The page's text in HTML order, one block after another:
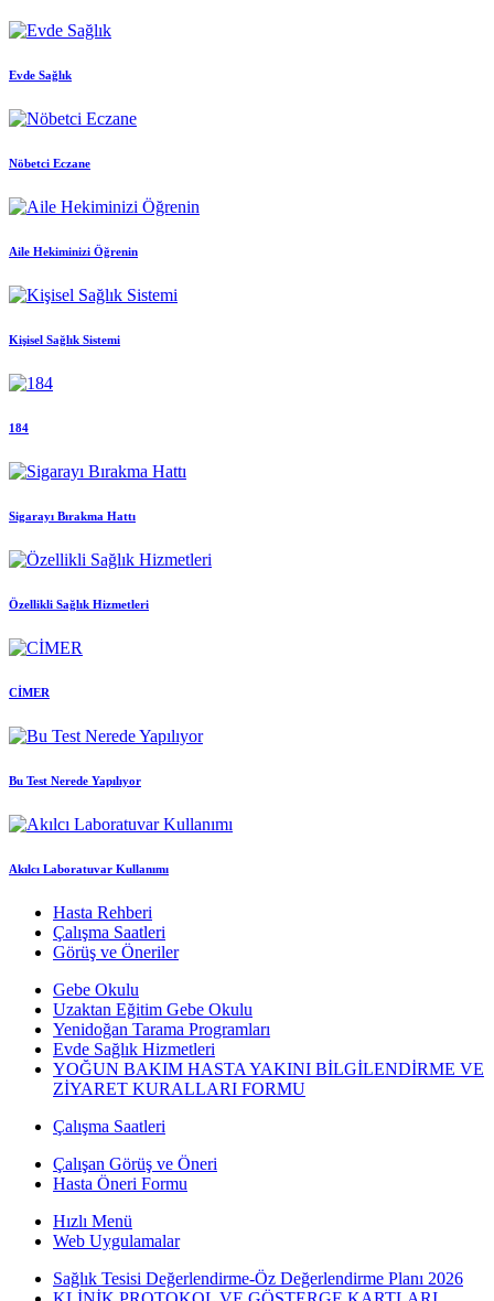
Evde Sağlık
Nöbetci Eczane
Aile Hekiminizi Öğrenin
Kişisel Sağlık Sistemi
184
Sigarayı Bırakma Hattı
Özellikli Sağlık Hizmetleri
CİMER
Bu Test Nerede Yapılıyor
Akılcı Laboratuvar Kullanımı
Hasta Rehberi
Çalışma Saatleri
Görüş ve Öneriler
Gebe Okulu
Uzaktan Eğitim Gebe Okulu
Yenidoğan Tarama Programları
Evde Sağlık Hizmetleri
YOĞUN BAKIM HASTA YAKINI BİLGİLENDİRME VE
ZİYARET KURALLARI FORMU
Çalışma Saatleri
Çalışan Görüş ve Öneri
Hasta Öneri Formu
Hızlı Menü
Web Uygulamalar
Sağlık Tesisi Değerlendirme-Öz Değerlendirme Planı 2026